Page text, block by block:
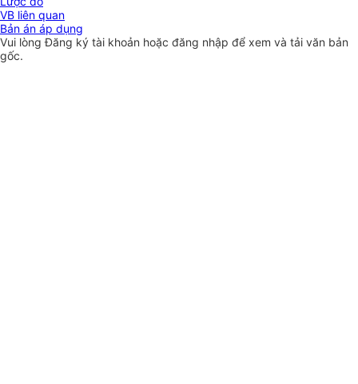
VB liên quan
Bản án áp dụng
Vui lòngĐăng ký tài khoản hoặc đăng nhập để xem và tải văn bản
gốc.